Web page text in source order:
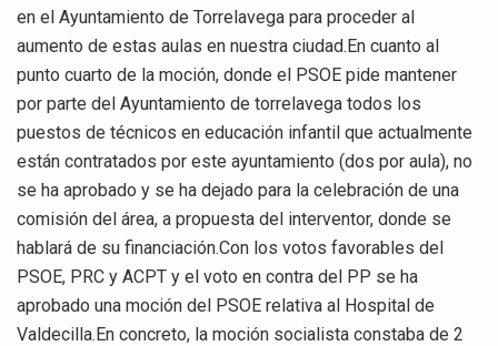
en el Ayuntamiento de Torrelavega para proceder al
aumento de estas aulas en nuestra ciudad.En cuanto al
punto cuarto de la moción, donde el PSOE pide mantener
por parte del Ayuntamiento de torrelavega todos los
puestos de técnicos en educación infantil que actualmente
están contratados por este ayuntamiento (dos por aula), no
se ha aprobado y se ha dejado para la celebración de una
comisión del área, a propuesta del interventor, donde se
hablará de su financiación.Con los votos favorables del
PSOE, PRC y ACPT y el voto en contra del PP se ha
aprobado una moción del PSOE relativa al Hospital de
Valdecilla.En concreto, la moción socialista constaba de 2